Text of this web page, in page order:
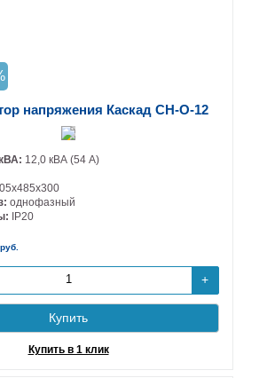
напряжения Каскад СН-О-12
12,0 кВА (54 А)
однофазный
IP20
руб.
+
Купить
Купить в 1 клик